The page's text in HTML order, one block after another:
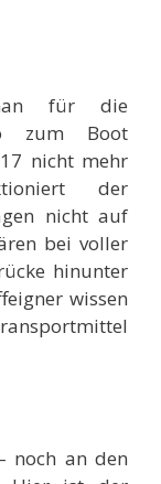
für die
zum Boot
nicht mehr
der
nicht auf
bei voller
hinunter
wissen
noch an den